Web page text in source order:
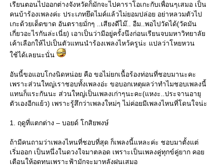
เรียนตอนไปออกต่างจังหวัดก็มักจะไปคาราโอเกะกับเพื่อนๆเสมอ เป็น
คนบ้าร้องเพลงค่ะ ประเภทยึดไมค์แล้วไม่ยอมปล่อย อย่าหลวมตัวไป
เกะด้วยเด็ดขาด อันตรายมั่กๆ ..เสียงดีไม๊.. อืม..พอไปวัดได้(วัดมัน
เกี่ยวอะไรกันล่ะเนี่ย) เอาเป็นว่ามีอยู่ครั้งนึงก่อนเรียนจบมหาวิทยาลั
เค้าเลือกให้ไปเป็นตัวแทนนำร้องเพลงไหว้ครูน่ะ แปลว่าโหยหวน
ช้ได้เลยนะนั่น
อันนี้ขอแอบโกงนิดหน่อย คือ ขอไม่ยกเนื้อร้องท่อนที่ชอบมานะคะ
เพราะส่วนใหญ่เราชอบทั้งเพลงอ่ะ ขอบอกเหตุผลว่าทำไมชอบเพลงนี้
ทนก็แระกันนะ ส่วนใหญ่เป็นเพลงเก่าๆนะคะ(แหงะ..ประจานอายุ
ตัวเองอีกแย้ว) เพราะรู้สึกว่าเพลงใหม่ๆ ไม่ค่อยมีเพลงไหนที่โดนใจน่ะ
1. ฤดูที่แตกต่าง – บอยด์ โกสิยพงษ์
ถ้ามีคนถามว่าเพลงไหนที่ชอบที่สุด ก็เพลงนี้แหละค่ะ ชอบมาตั้งแต่
เริ่มออก เป็นหนึ่งในดวงใจมาตลอด เพราะเป็นเพลงคู่ทุกข์คู่ยาก คอ
เตือนให้อดทนเพราะฟ้ามักจะมาหลังฝนเสมอ